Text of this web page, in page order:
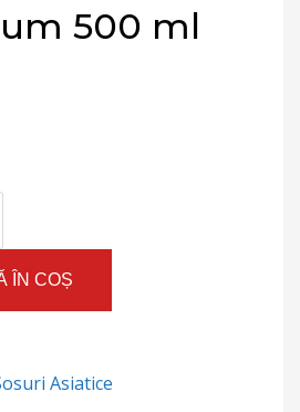
500 ml
ÎN COȘ
Asiatice